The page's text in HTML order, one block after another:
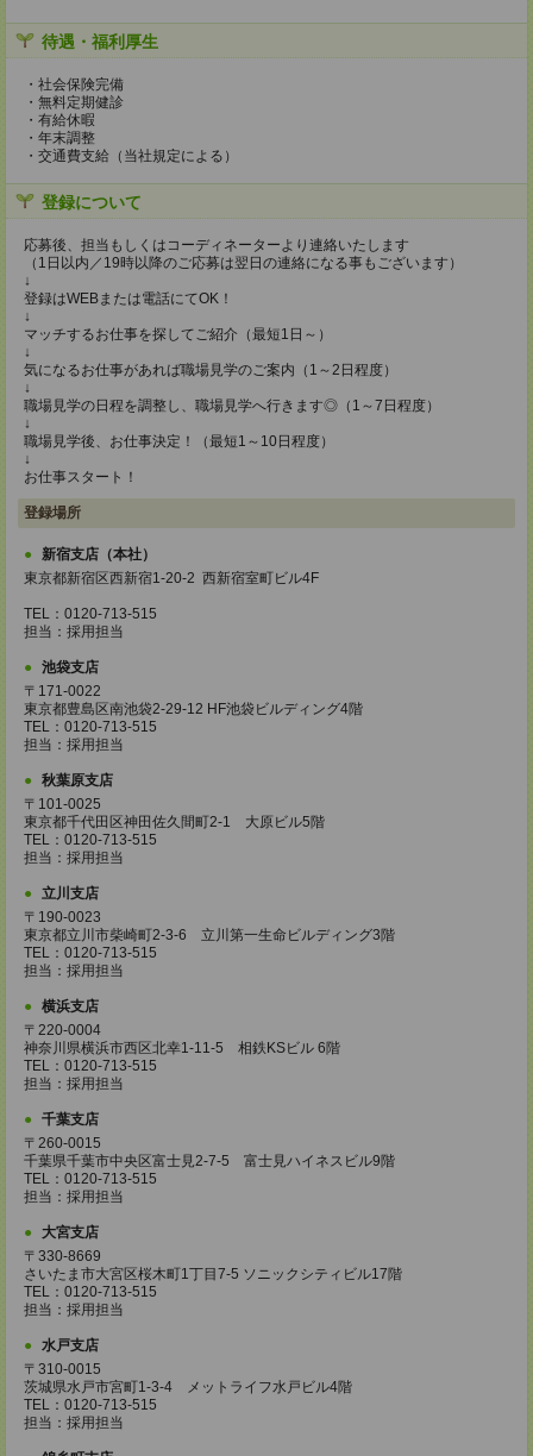
待遇・福利厚生
・社会保険完備
・無料定期健診
・有給休暇
・年末調整
・交通費支給（当社規定による）
登録について
応募後、担当もしくはコーディネーターより連絡いたします
（1日以内／19時以降のご応募は翌日の連絡になる事もございます）
↓
登録はWEBまたは電話にてOK！
↓
マッチするお仕事を探してご紹介（最短1日～）
↓
気になるお仕事があれば職場見学のご案内（1～2日程度）
↓
職場見学の日程を調整し、職場見学へ行きます◎（1～7日程度）
↓
職場見学後、お仕事決定！（最短1～10日程度）
↓
お仕事スタート！
登録場所
新宿支店（本社）
東京都新宿区西新宿1-20-2 西新宿室町ビル4F
TEL：0120-713-515
担当：採用担当
池袋支店
〒171-0022
東京都豊島区南池袋2-29-12 HF池袋ビルディング4階
TEL：0120-713-515
担当：採用担当
秋葉原支店
〒101-0025
東京都千代田区神田佐久間町2-1 大原ビル5階
TEL：0120-713-515
担当：採用担当
立川支店
〒190-0023
東京都立川市柴崎町2-3-6 立川第一生命ビルディング3階
TEL：0120-713-515
担当：採用担当
横浜支店
〒220-0004
神奈川県横浜市西区北幸1-11-5 相鉄KSビル 6階
TEL：0120-713-515
担当：採用担当
千葉支店
〒260-0015
千葉県千葉市中央区富士見2-7-5 富士見ハイネスビル9階
TEL：0120-713-515
担当：採用担当
大宮支店
〒330-8669
さいたま市大宮区桜木町1丁目7-5 ソニックシティビル17階
TEL：0120-713-515
担当：採用担当
水戸支店
〒310-0015
茨城県水戸市宮町1-3-4 メットライフ水戸ビル4階
TEL：0120-713-515
担当：採用担当